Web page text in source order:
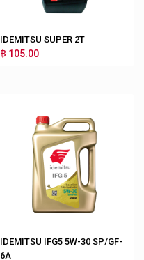
IDEMITSU SUPER 2T
฿ 105.00
IDEMITSU IFG5 5W-30 SP/GF-
6A